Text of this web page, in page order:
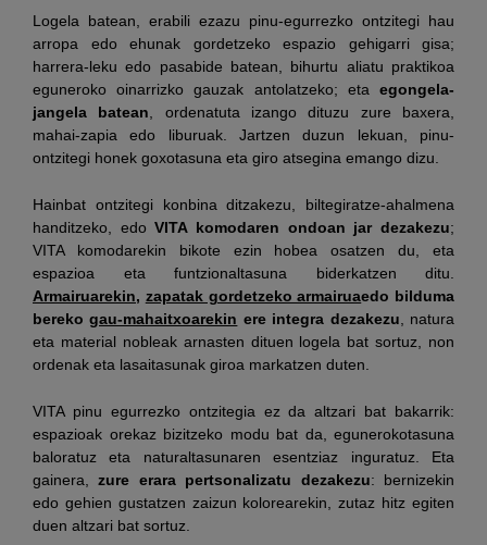
Logela batean, erabili ezazu pinu-egurrezko ontzitegi hau
arropa edo ehunak gordetzeko espazio gehigarri gisa;
harrera-leku edo pasabide batean, bihurtu aliatu praktikoa
eguneroko oinarrizko gauzak antolatzeko; eta egongela-
jangela batean, ordenatuta izango dituzu zure baxera,
mahai-zapia edo liburuak. Jartzen duzun lekuan, pinu-
ontzitegi honek goxotasuna eta giro atsegina emango dizu.
Hainbat ontzitegi konbina ditzakezu, biltegiratze-ahalmena
handitzeko, edoVITA komodaren ondoan jar dezakezu;
VITA komodarekin bikote ezin hobea osatzen du, eta
espazioa eta funtzionaltasuna biderkatzen ditu.
Armairuarekin, zapatak gordetzeko armairuaedo bilduma
berekogau-mahaitxoarekin ere integra dezakezu, natura
eta material nobleak arnasten dituen logela bat sortuz, non
ordenak eta lasaitasunak giroa markatzen duten.
VITA pinu egurrezko ontzitegia ez da altzari bat bakarrik:
espazioak orekaz bizitzeko modu bat da, egunerokotasuna
baloratuz eta naturaltasunaren esentziaz inguratuz. Eta
gainera,zure erara pertsonalizatu dezakezu: bernizekin
edo gehien gustatzen zaizun kolorearekin, zutaz hitz egiten
duen altzari bat sortuz.